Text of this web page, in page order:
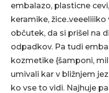
embalazo, plasticne
keramike,
občutek, da si prišel na
odpadkov. Pa tudi
kozmetike {šamponi,
umivali kar v bližnjem
ko vse to vidi. Najhuje